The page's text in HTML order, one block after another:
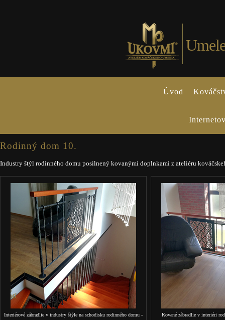
Úvod
Rodinný dom 10.
Industry štýl rodinného domu posilnený kovanými doplnkami z ateliéru
Interiérové zábradlie v industry štýle na schodisku rodinného domu -
Kované zábradlie v interiéri